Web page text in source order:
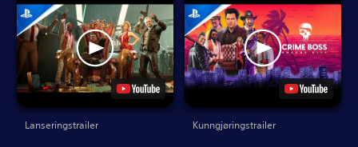
Lanseringstrailer Kunngjøringstrailer